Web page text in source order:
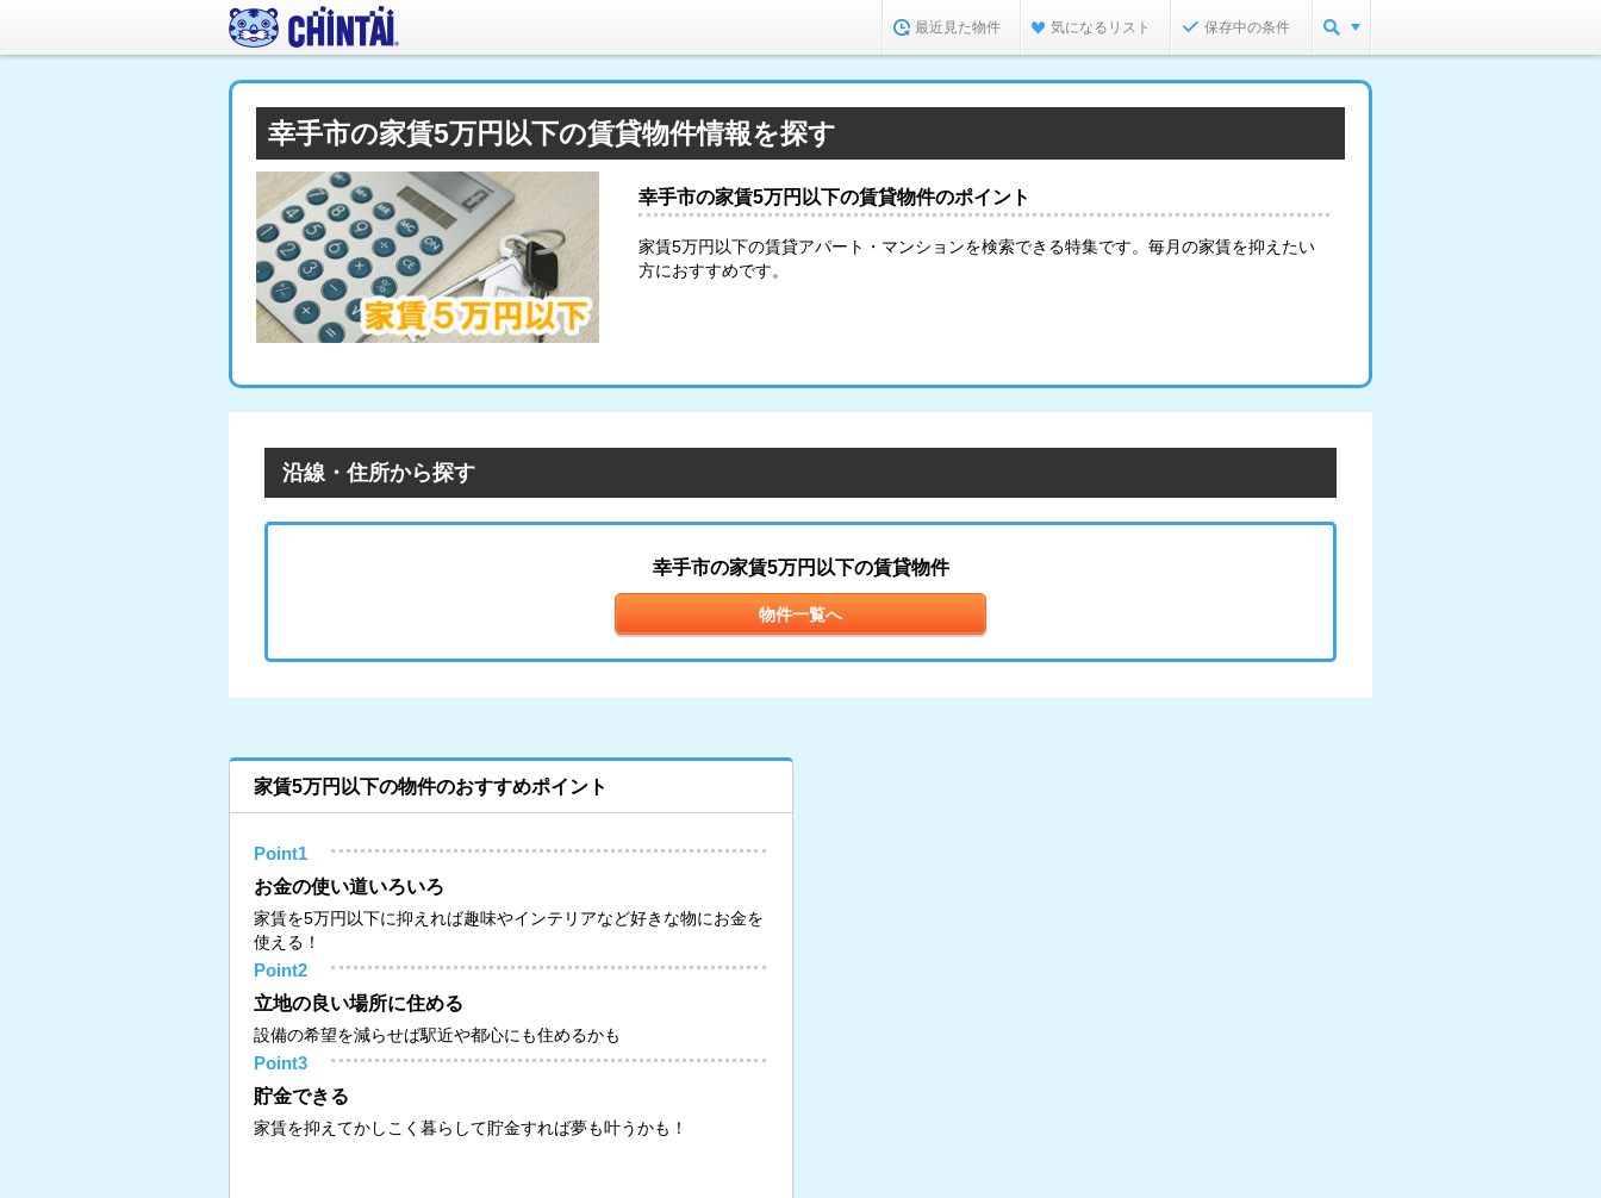
最近見た物件 気になるリスト 保存中の条件
幸手市の家賃5万円以下の賃貸物件情報を探す
幸手市の家賃5万円以下の賃貸物件のポイント
家賃5万円以下の賃貸アパート・マンションを検索できる特集です。毎月の家賃を抑えたい
方におすすめです。
沿線・住所から探す
幸手市の家賃5万円以下の賃貸物件
物件一覧へ
家賃5万円以下の物件のおすすめポイント
Point1
お金の使い道いろいろ
家賃を5万円以下に抑えれば趣味やインテリアなど好きな物にお金を
使える！
Point2
立地の良い場所に住める
設備の希望を減らせば駅近や都心にも住めるかも
Point3
貯金できる
家賃を抑えてかしこく暮らして貯金すれば夢も叶うかも！